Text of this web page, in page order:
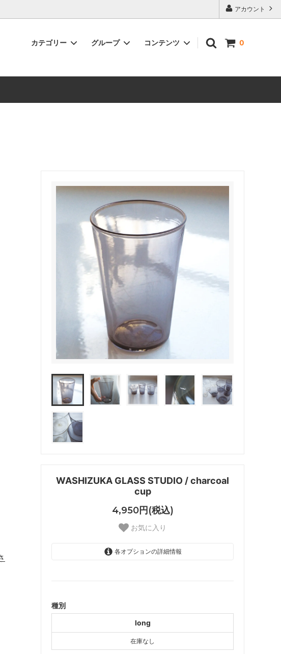
アカウント
0
カテゴリー
ファッション
グループ
ファッション 作家･ブランド別インテリア
コンテンツ
WASHIZUKA GLASS STUDIO / charcoal
cup
4,950円(税込)
お気に入り
各オプションの詳細情報
種別
long
在庫なし